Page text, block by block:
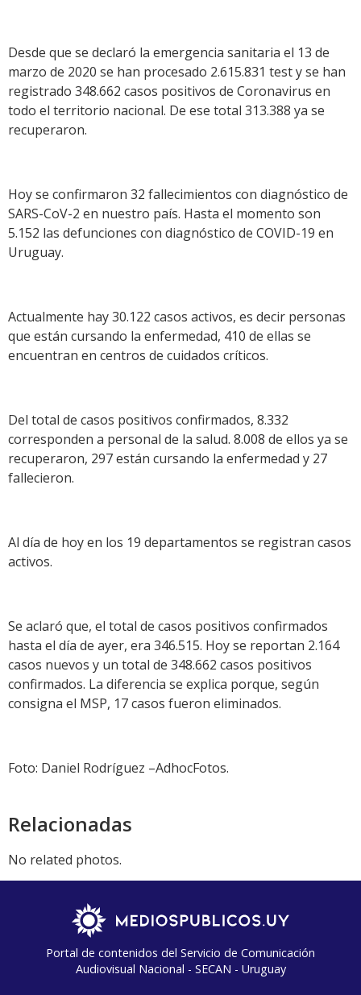
Desde que se declaró la emergencia sanitaria el 13 de
marzo de 2020 se han procesado 2.615.831 test y se han
registrado 348.662 casos positivos de Coronavirus en
todo el territorio nacional. De ese total 313.388 ya se
recuperaron.
Hoy se confirmaron 32 fallecimientos con diagnóstico de
SARS-CoV-2 en nuestro país. Hasta el momento son
5.152 las defunciones con diagnóstico de COVID-19 en
Uruguay.
Actualmente hay 30.122 casos activos, es decir personas
que están cursando la enfermedad, 410 de ellas se
encuentran en centros de cuidados críticos.
Del total de casos positivos confirmados, 8.332
corresponden a personal de la salud. 8.008 de ellos ya se
recuperaron, 297 están cursando la enfermedad y 27
fallecieron.
Al día de hoy en los 19 departamentos se registran casos
activos.
Se aclaró que, el total de casos positivos confirmados
hasta el día de ayer, era 346.515. Hoy se reportan 2.164
casos nuevos y un total de 348.662 casos positivos
confirmados. La diferencia se explica porque, según
consigna el MSP, 17 casos fueron eliminados.
Foto: Daniel Rodríguez –AdhocFotos.
Relacionadas
No related photos.
Portal de contenidos del Servicio de Comunicación
Audiovisual Nacional - SECAN - Uruguay